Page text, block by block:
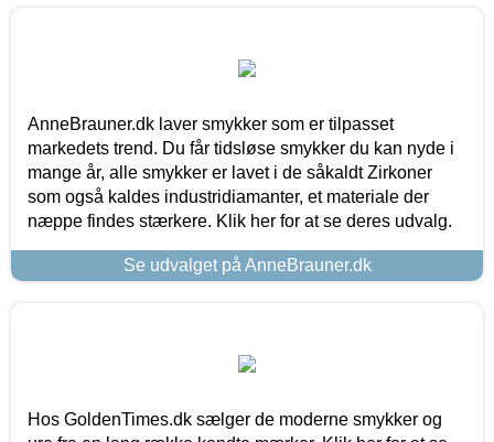
AnneBrauner.dk laver smykker som er tilpasset
markedets trend. Du får tidsløse smykker du kan nyde i
mange år, alle smykker er lavet i de såkaldt Zirkoner
som også kaldes industridiamanter, et materiale der
næppe findes stærkere. Klik her for at se deres udvalg.
Se udvalget på AnneBrauner.dk
Hos GoldenTimes.dk sælger de moderne smykker og